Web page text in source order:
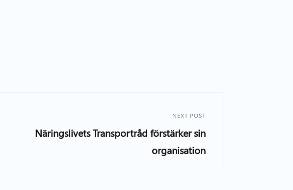
NEXT POST
Näringslivets Transportråd förstärker sin
organisation